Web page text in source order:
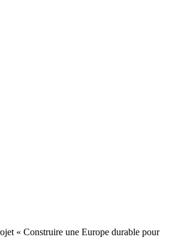
« Construire une Europe durable pour